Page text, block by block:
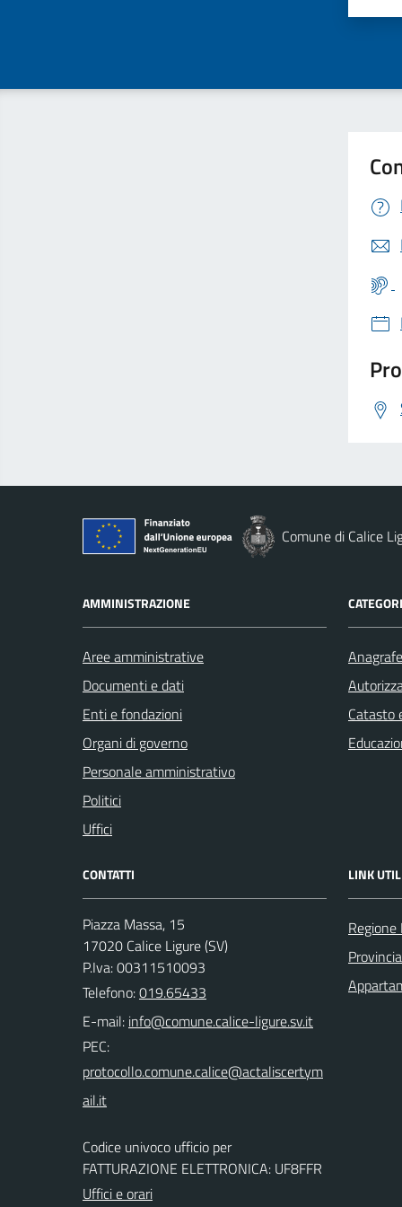
Comune di Calice
AMMINISTRAZIONE
Aree amministrative
Documenti e dati
Enti e fondazioni
Organi di governo
Personale amministrativo
Politici
Uffici
Catasto
CONTATTI
Piazza Massa, 15
17020 Calice Ligure (SV)
P.Iva: 00311510093
Telefono:019.65433
E-mail:
PEC:
Codice univoco ufficio per
FATTURAZIONE ELETTRONICA: UF8FFR
Uffici e orari
LINK
Regione